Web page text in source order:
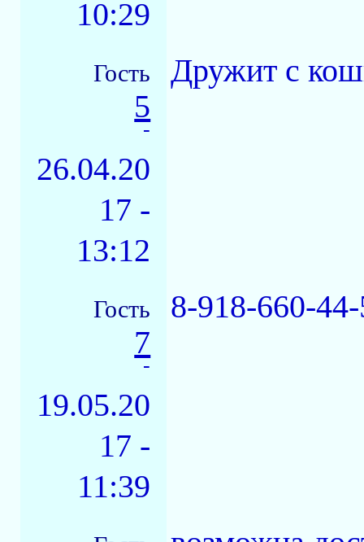
10:29
Гость
5
-
26.04.20
17 -
13:12
Дружит с
Гость
7
-
19.05.20
17 -
11:39
8-918-660-